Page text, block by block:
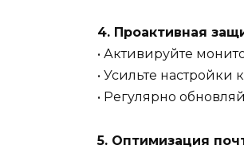
4. Проактивная
• Активируйте
• Усильте
• Регулярно
5. Оптимизация